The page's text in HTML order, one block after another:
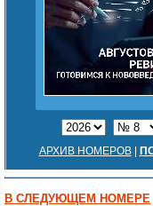
АРХИВ НОМЕРОВ|
В СЛЕДУЮЩЕМ НОМЕРЕ